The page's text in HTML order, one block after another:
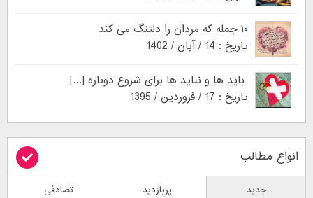
۱۰ جمله که مردان را دلتنگ می کند
تاریخ : 14 / آبان / 1402
باید ها و نباید ها برای شروع دوباره [...]
تاریخ : 17 / فروردین / 1395
انواع مطالب
جدید پربازدید تصادفی